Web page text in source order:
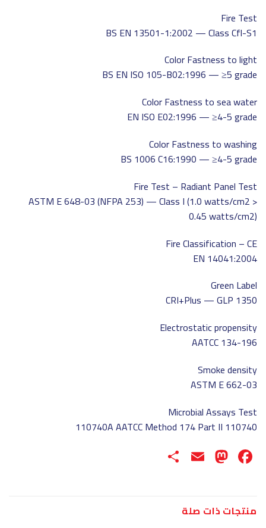
Fire Test
BS EN 13501-1:2002 — Class Cfl-S1
Color Fastness to light
BS EN ISO 105-B02:1996 — ≥5 grade
Color Fastness to sea water
EN ISO E02:1996 — ≥4-5 grade
Color Fastness to washing
BS 1006 C16:1990 — ≥4-5 grade
Fire Test – Radiant Panel Test
ASTM E 648-03 (NFPA 253) — Class I (1.0 watts/cm2 >
0.45 watts/cm2)
Fire Classification – CE
EN 14041:2004
Green Label
CRI+Plus — GLP 1350
Electrostatic propensity
AATCC 134-196
Smoke density
ASTM E 662-03
Microbial Assays Test
110740 110740A AATCC Method 174 Part II
Facebook
Mastodon
Email
منتجات ذات صلة